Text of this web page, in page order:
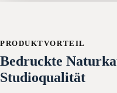
PRODUKTVORTEIL
Bedruckte
Studioqualität